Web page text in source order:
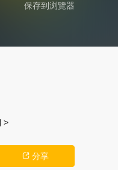
保存到浏覽器
>
 分享